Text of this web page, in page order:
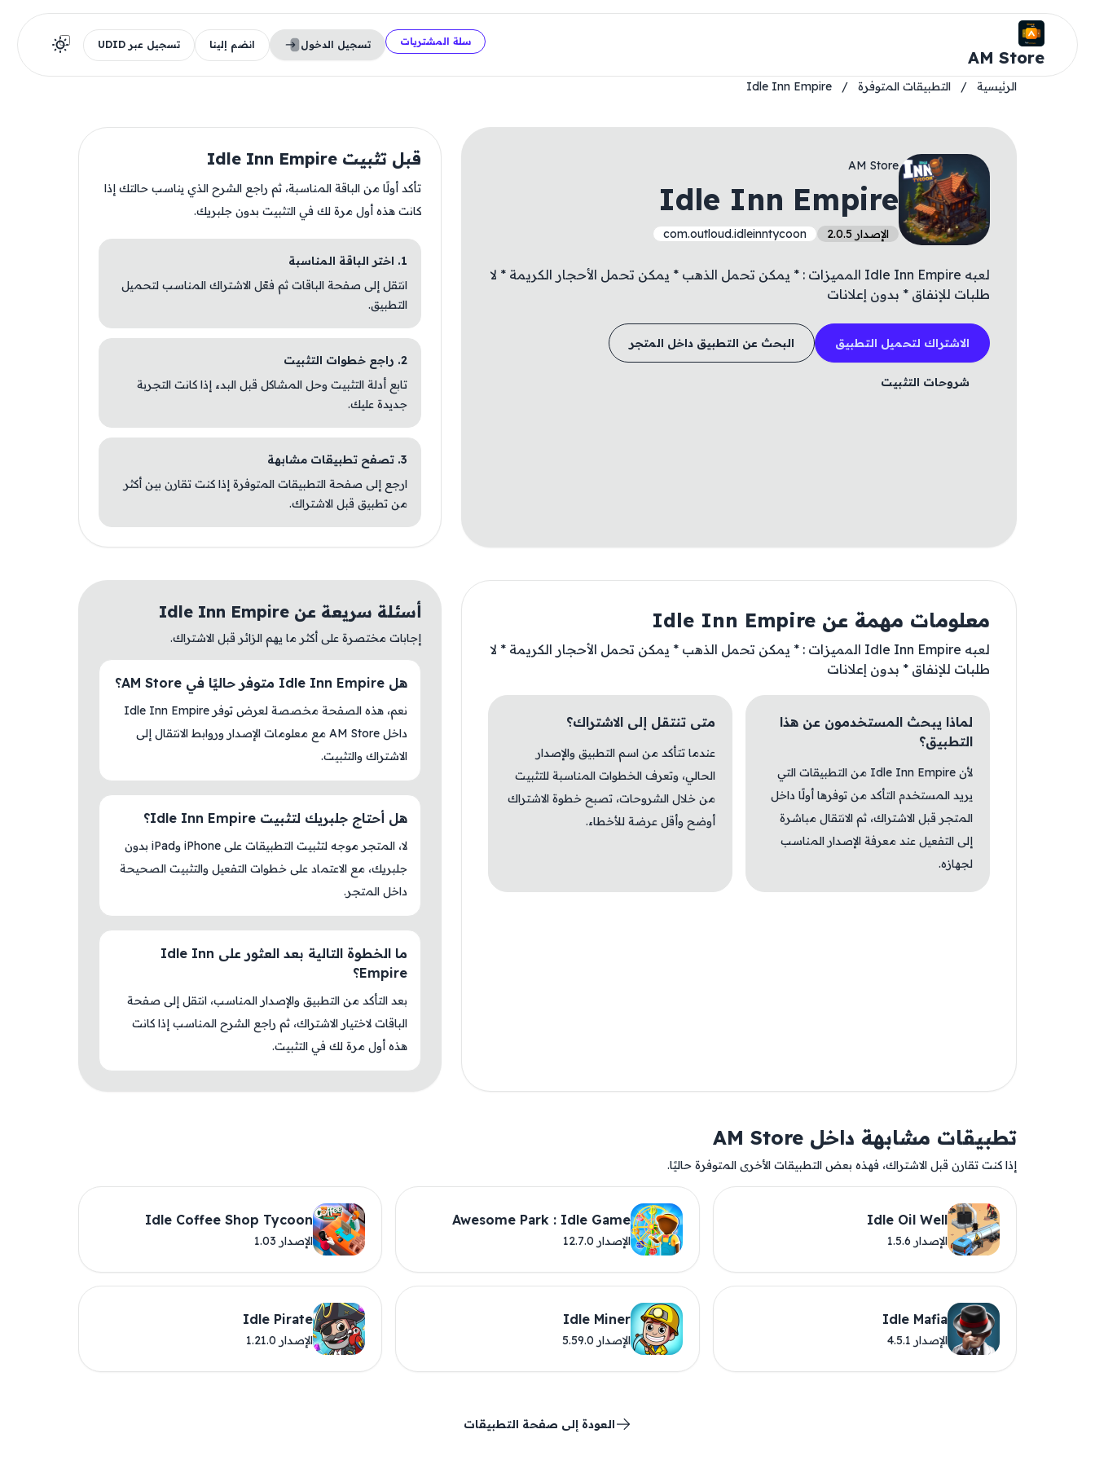
AM Store
سلة المشتريات تسجيل الدخول انضم إلينا تسجيل عبر UDID
الرئيسية / التطبيقات المتوفرة /
Idle Inn Empire
AM Store
Idle Inn Empire
الإصدار 2.0.5 com.outloud.idleinntycoon
لعبه Idle Inn Empire المميزات : * يمكن تحمل الذهب * يمكن تحمل الأحجار الكريمة * لا
طلبات للإنفاق * بدون إعلانات
الاشتراك لتحميل التطبيق البحث عن التطبيق داخل المتجر
شروحات التثبيت
قبل تثبيت Idle Inn Empire
تأكد أولًا من الباقة المناسبة، ثم راجع الشرح الذي يناسب حالتك إذا
كانت هذه أول مرة لك في التثبيت بدون جلبريك.
1. اختر الباقة المناسبة
انتقل إلى صفحة الباقات ثم فعّل الاشتراك المناسب لتحميل
التطبيق.
2. راجع خطوات التثبيت
تابع أدلة التثبيت وحل المشاكل قبل البدء إذا كانت التجربة
جديدة عليك.
3. تصفح تطبيقات مشابهة
ارجع إلى صفحة التطبيقات المتوفرة إذا كنت تقارن بين أكثر
من تطبيق قبل الاشتراك.
معلومات مهمة عن Idle Inn Empire
لعبه Idle Inn Empire المميزات : * يمكن تحمل الذهب * يمكن تحمل الأحجار الكريمة * لا
طلبات للإنفاق * بدون إعلانات
لماذا يبحث المستخدمون عن هذا
التطبيق؟
لأن Idle Inn Empire من التطبيقات التي
يريد المستخدم التأكد من توفرها أولًا داخل
المتجر قبل الاشتراك، ثم الانتقال مباشرة
إلى التفعيل عند معرفة الإصدار المناسب
لجهازه.
متى تنتقل إلى الاشتراك؟
عندما تتأكد من اسم التطبيق والإصدار
الحالي، وتعرف الخطوات المناسبة للتثبيت
من خلال الشروحات، تصبح خطوة الاشتراك
أوضح وأقل عرضة للأخطاء.
أسئلة سريعة عن Idle Inn Empire
إجابات مختصرة على أكثر ما يهم الزائر قبل الاشتراك.
هل Idle Inn Empire متوفر حاليًا في AM Store؟
نعم، هذه الصفحة مخصصة لعرض توفر Idle Inn Empire
داخل AM Store مع معلومات الإصدار وروابط الانتقال إلى
الاشتراك والتثبيت.
هل أحتاج جلبريك لتثبيت Idle Inn Empire؟
لا، المتجر موجه لتثبيت التطبيقات على iPhone وiPad بدون
جلبريك، مع الاعتماد على خطوات التفعيل والتثبيت الصحيحة
داخل المتجر.
ما الخطوة التالية بعد العثور على Idle Inn
Empire؟
بعد التأكد من التطبيق والإصدار المناسب، انتقل إلى صفحة
الباقات لاختيار الاشتراك، ثم راجع الشرح المناسب إذا كانت
هذه أول مرة لك في التثبيت.
تطبيقات مشابهة داخل AM Store
إذا كنت تقارن قبل الاشتراك، فهذه بعض التطبيقات الأخرى المتوفرة حاليًا.
Idle Oil Well
الإصدار 1.5.6
Awesome Park : Idle Game
الإصدار 12.7.0
Idle Coffee Shop Tycoon
الإصدار 1.03
Idle Mafia
الإصدار 4.5.1
Idle Miner
الإصدار 5.59.0
Idle Pirate
الإصدار 1.21.0
العودة إلى صفحة التطبيقات